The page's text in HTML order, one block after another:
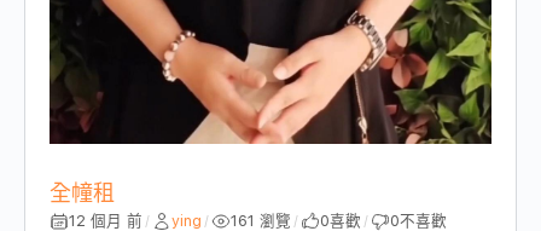
全幢租
12 個月 前 / ying / 161 瀏覽 / 0喜歡 / 0不喜歡